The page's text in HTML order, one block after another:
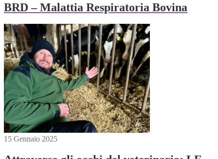
BRD – Malattia Respiratoria Bovina
15 Gennaio 2025